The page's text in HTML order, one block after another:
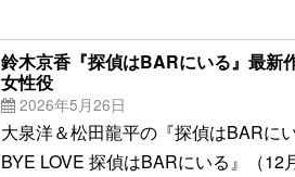
鈴木京香『探偵はBARにいる』最新
女性役
2026年5月26日
大泉洋＆松田龍平の『探偵はBARに
BYE LOVE 探偵はBARにいる』（12